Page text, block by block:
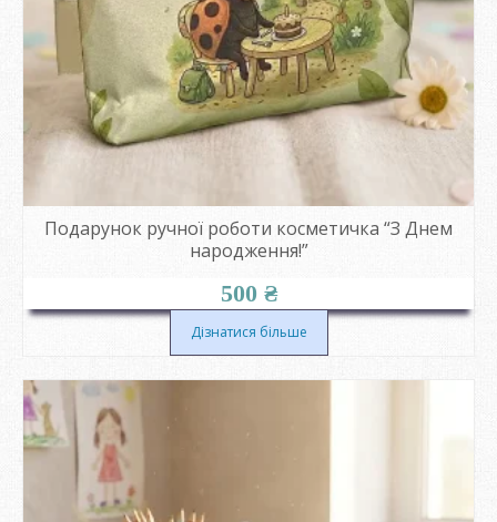
Подарунок ручної роботи косметичка “З Днем
народження!”
500 ₴
Дізнатися більше